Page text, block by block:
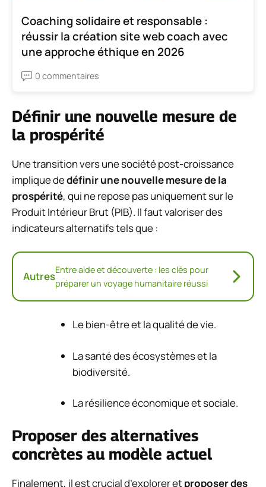
Coaching solidaire et responsable :
réussir la création site web coach avec
une approche éthique en 2026
0 commentaires
Définir une nouvelle mesure de
la prospérité
Une transition vers une société post-croissance
implique dedéfinir une nouvelle mesure de la
prospérité, qui ne repose pas uniquement sur le
Produit Intérieur Brut (PIB). Il faut valoriser des
indicateurs alternatifs tels que :
AutresEntre aide et découverte : les clés pour
préparer un voyage humanitaire réussi
Le bien-être et la qualité de vie.
La santé des écosystèmes et la
biodiversité.
La résilience économique et sociale.
Proposer des alternatives
concrètes au modèle actuel
Finalement, il est crucial d’explorer etproposer des